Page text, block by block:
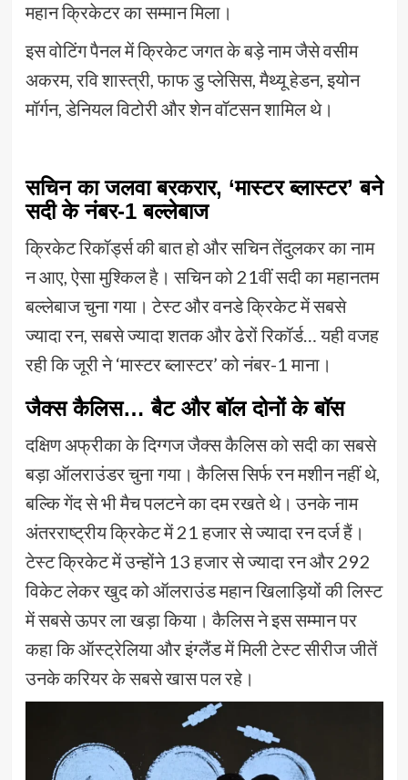
महान क्रिकेटर का सम्मान मिला।
इस वोटिंग पैनल में क्रिकेट जगत के बड़े नाम जैसे वसीम
अकरम, रवि शास्त्री, फाफ डु प्लेसिस, मैथ्यू हेडन, इयोन
मॉर्गन, डेनियल विटोरी और शेन वॉटसन शामिल थे।
सचिन का जलवा बरकरार, ‘मास्टर ब्लास्टर’ बने
सदी के नंबर-1 बल्लेबाज
क्रिकेट रिकॉर्ड्स की बात हो और सचिन तेंदुलकर का नाम
न आए, ऐसा मुश्किल है। सचिन को 21वीं सदी का महानतम
बल्लेबाज चुना गया। टेस्ट और वनडे क्रिकेट में सबसे
ज्यादा रन, सबसे ज्यादा शतक और ढेरों रिकॉर्ड… यही वजह
रही कि जूरी ने ‘मास्टर ब्लास्टर’ को नंबर-1 माना।
जैक्स कैलिस… बैट और बॉल दोनों के बॉस
दक्षिण अफ्रीका के दिग्गज जैक्स कैलिस को सदी का सबसे
बड़ा ऑलराउंडर चुना गया। कैलिस सिर्फ रन मशीन नहीं थे,
बल्कि गेंद से भी मैच पलटने का दम रखते थे। उनके नाम
अंतरराष्ट्रीय क्रिकेट में 21 हजार से ज्यादा रन दर्ज हैं।
टेस्ट क्रिकेट में उन्होंने 13 हजार से ज्यादा रन और 292
विकेट लेकर खुद को ऑलराउंड महान खिलाड़ियों की लिस्ट
में सबसे ऊपर ला खड़ा किया। कैलिस ने इस सम्मान पर
कहा कि ऑस्ट्रेलिया और इंग्लैंड में मिली टेस्ट सीरीज जीतें
उनके करियर के सबसे खास पल रहे।